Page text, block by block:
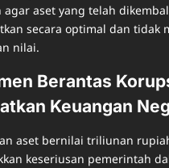
agar aset yang telah
secara optimal dan tidak
nilai.
Berantas
Keuangan
aset bernilai triliunan
keseriusan pemerintah